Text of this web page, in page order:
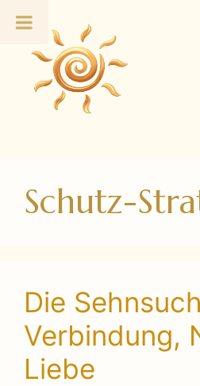
Inhalt
springen
Schutz-
Die
Verbindung,
Liebe